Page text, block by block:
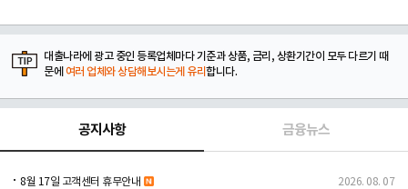
대출나라에 광고 중인 등록업체마다 기준과 상품, 금리, 상환기간이 모두 다르기 때
문에 여러 업체와 상담해보시는게 유리합니다.
공지사항 금융뉴스
8월 17일 고객센터 휴무안내 2026. 08. 07